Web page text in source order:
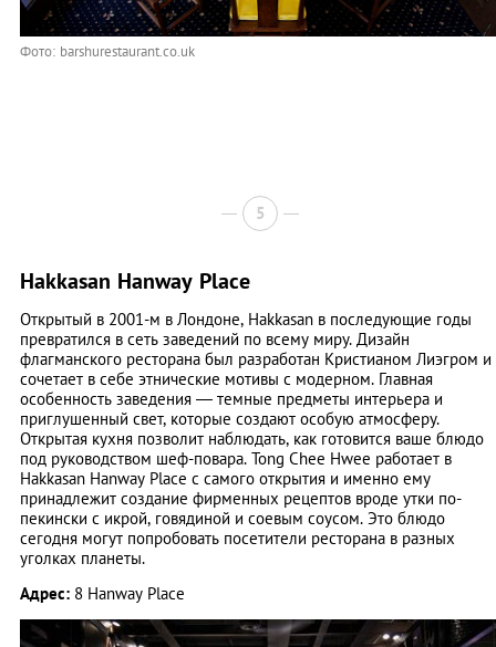
Фото: barshurestaurant.co.uk
5
Hakkasan Hanway Place
Открытый в 2001-м в Лондоне, Hakkasan в последующие годы
превратился в сеть заведений по всему миру. Дизайн
флагманского ресторана был разработан Кристианом Лиэгром и
сочетает в себе этнические мотивы с модерном. Главная
особенность заведения — темные предметы интерьера и
приглушенный свет, которые создают особую атмосферу.
Открытая кухня позволит наблюдать, как готовится ваше блюдо
под руководством шеф-повара. Tong Chee Hwee работает в
Hakkasan Hanway Place с самого открытия и именно ему
принадлежит создание фирменных рецептов вроде утки по-
пекински с икрой, говядиной и соевым соусом. Это блюдо
сегодня могут попробовать посетители ресторана в разных
уголках планеты.
Адрес: 8 Hanway Place